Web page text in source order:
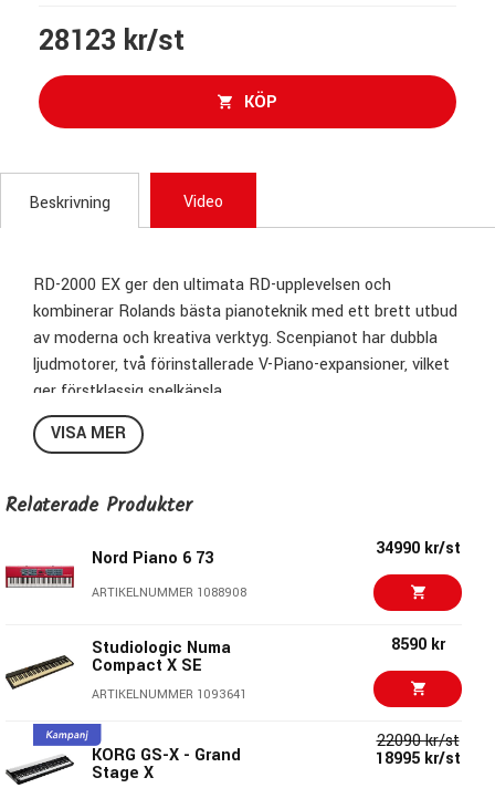
28123 kr/st
KÖP
Beskrivning Video
RD-2000 EX ger den ultimata RD-upplevelsen och
kombinerar Rolands bästa pianoteknik med ett brett utbud
av moderna och kreativa verktyg. Scenpianot har dubbla
ljudmotorer, två förinstallerade V-Piano-expansioner, vilket
ger förstklassig spelkänsla.
Lyssningsexempel
Utöver det grundläggande V-Piano-instrumentet utökar
RD-2000 EX dina kreativa möjligheter med två V-Piano-
expansioner. German Concert-expansionen är idealisk för
både solospel och ensembleframträdanden samt har en
mångsidig ny klang inspirerad av flyglar i konsertklass.
med de distinkta klangerna och den unika rumsliga
kvaliteten hos ett högklassigt piano.
SuperNATURAL-elpianon
RD-2000 EX erbjuder ett brett urval av elpianon som drivs
VISA MER
Relaterade Produkter
Nord Piano 6 73
ARTIKELNUMMER 1088908
34990 kr/st
Studiologic Numa
Compact X SE
ARTIKELNUMMER 1093641
8590 kr
KORG GS-X - Grand
Stage X
22090 kr/st
18995 kr/st